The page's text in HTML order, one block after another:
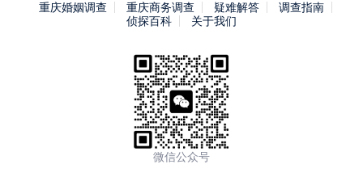
重庆婚姻调查 重庆商务调查 疑难解答
调查指南
侦探百科
关于我们
微信公众号